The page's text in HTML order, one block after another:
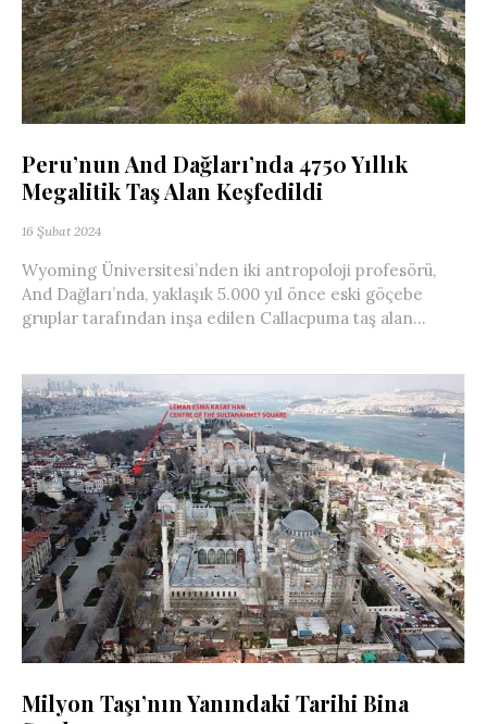
Peru’nun And Dağları’nda 4750 Yıllık
Megalitik Taş Alan Keşfedildi
16 Şubat 2024
Wyoming Üniversitesi’nden iki antropoloji profesörü,
And Dağları’nda, yaklaşık 5.000 yıl önce eski göçebe
gruplar tarafından inşa edilen Callacpuma taş alan...
Milyon Taşı’nın Yanındaki Tarihi Bina